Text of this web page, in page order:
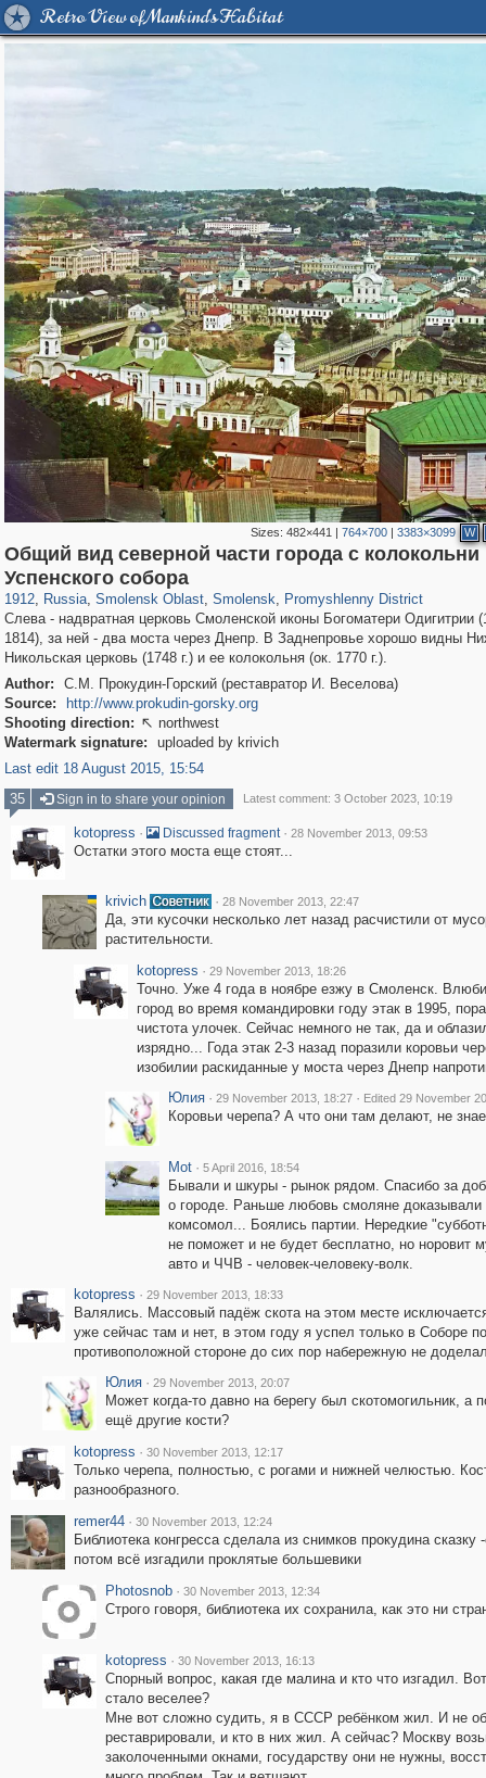
Retro View of Mankind's Habitat
Sizes: 482×441 | 764×700| 3383×3099 W
Общий вид северной части города с колокольни
Успенского собора
1912, Russia
1,406,275 29,243
, Smolensk Oblast
8,975 275
, Smolensk
6,192
, Promyshlenny District
Слева - надвратная церковь Смоленской иконы Богоматери Одигитрии
1814), за ней - два моста через Днепр. В Заднепровье хорошо видны
Никольская церковь (1748 г.) и ее колокольня (ок. 1770 г.).
Author:
С.М. Прокудин-Горский (реставратор И. Веселова)
Source:
http://www.prokudin-gorsky.org
Shooting direction:  northwest
Watermark signature:
uploaded by krivich
Last edit 18 August 2015, 15:54
35
Sign in to share your opinion Latest comment: 3 October 2023, 10:19
kotopress · Discussed fragment · 28 November 2013, 09:53
Остатки этого моста еще стоят...
krivich · 28 November 2013, 22:47
Да, эти кусочки несколько лет назад расчистили от
растительности.
kotopress · 29 November 2013, 18:26
Точно. Уже 4 года в ноябре езжу в Смоленск.
город во время командировки году этак в 1995,
чистота улочек. Сейчас немного не так, да и
изрядно... Года этак 2-3 назад поразили коровьи
изобилии раскиданные у моста через Днепр
Юлия · 29 November 2013, 18:27 · Edited 29 November
Коровьи черепа? А что они там делают, не
Mot · 5 April 2016, 18:54
Бывали и шкуры - рынок рядом. Спасибо за
о городе. Раньше любовь смоляне
комсомол... Боялись партии. Нередкие
не поможет и не будет бесплатно, но норовит
авто и ЧЧВ - человек-человеку-волк.
kotopress · 29 November 2013, 18:33
Валялись. Массовый падёж скота на этом месте
уже сейчас там и нет, в этом году я успел только в Соборе
противоположной стороне до сих пор набережную не
Юлия · 29 November 2013, 20:07
Может когда-то давно на берегу был скотомогильник,
ещё другие кости?
kotopress · 30 November 2013, 12:17
Только черепа, полностью, с рогами и нижней челюстью.
разнообразного.
remer44 · 30 November 2013, 12:24
Библиотека конгресса сделала из снимков прокудина
потом всё изгадили проклятые большевики
Photosnob · 30 November 2013, 12:34
Строго говоря, библиотека их сохранила, как это ни
kotopress · 30 November 2013, 16:13
Спорный вопрос, какая где малина и кто что изгадил.
стало веселее?
Мне вот сложно судить, я в СССР ребёнком жил. И не
реставрировали, и кто в них жил. А сейчас? Москву
заколоченными окнами, государству они не нужны,